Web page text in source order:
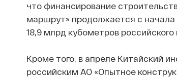
что финансирование
маршрут» продолжается с начала
18,9 млрд кубометров
Кроме того, в апреле Китайский
российским АО «Опытное